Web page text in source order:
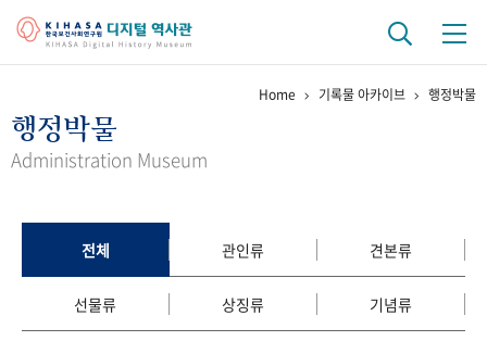
걸어온 길 기관 변천사
정책과 연구 키워드로 보는 연구 역사
연구자들
간행물 변천사
Home 기록물 아카이브 행정박물
행정박물
Administration Museum
전체 관인류 견본류
선물류 상징류 기념류